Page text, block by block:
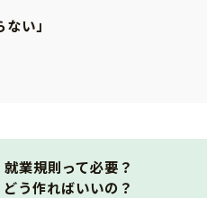
い」
就業規則って必要？
どう作ればいいの？